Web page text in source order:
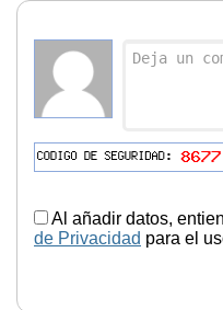
Al añadir datos,
de Privacidad para el